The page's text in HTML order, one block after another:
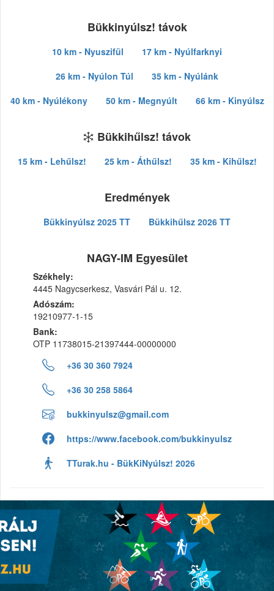
Bükkinyúlsz! távok
10 km - Nyuszifül
17 km - Nyúlfarknyi
26 km - Nyúlon Túl
35 km - Nyúlánk
40 km - Nyúlékony
50 km - Megnyúlt 66 km - Kinyúlsz
Bükkihűlsz! távok
15 km - Lehűlsz! 25 km - Áthűlsz! 35 km - Kihűlsz!
Eredmények
Bükkinyúlsz 2025 TT Bükkihűlsz 2026 TT
NAGY-IM Egyesület
Székhely:
4445 Nagycserkesz, Vasvári Pál u. 12.
Adószám:
19210977-1-15
Bank:
OTP 11738015-21397444-00000000
+36 30 360 7924
+36 30 258 5864
bukkinyulsz@gmail.com
https://www.facebook.com/bukkinyulsz
TTurak.hu - BükKiNyúlsz! 2026